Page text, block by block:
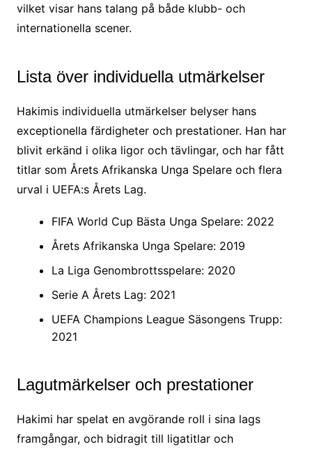
vilket visar hans talang på både klubb- och
internationella scener.
Lista över individuella utmärkelser
Hakimis individuella utmärkelser belyser hans
exceptionella färdigheter och prestationer. Han har
blivit erkänd i olika ligor och tävlingar, och har fått
titlar som Årets Afrikanska Unga Spelare och flera
urval i UEFA:s Årets Lag.
FIFA World Cup Bästa Unga Spelare: 2022
Årets Afrikanska Unga Spelare: 2019
La Liga Genombrottsspelare: 2020
Serie A Årets Lag: 2021
UEFA Champions League Säsongens Trupp:
2021
Lagutmärkelser och prestationer
Hakimi har spelat en avgörande roll i sina lags
framgångar, och bidragit till ligatitlar och